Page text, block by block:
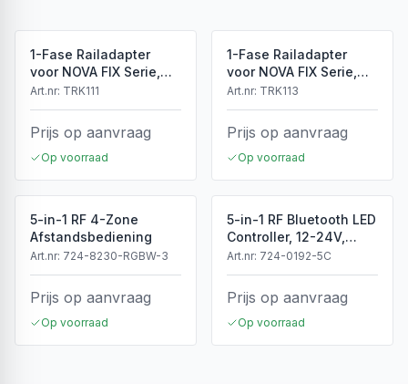
1-Fase Railadapter
voor NOVA FIX Serie,
Wit, IP20
Art.nr: TRK111
Prijs op aanvraag
Op voorraad
1-Fase Railadapter
voor NOVA FIX Serie,
Zwart, IP20
Art.nr: TRK113
Prijs op aanvraag
Op voorraad
5-in-1 RF 4-Zone
Afstandsbediening
Art.nr: 724-8230-RGBW-3
Prijs op aanvraag
Op voorraad
5-in-1 RF Bluetooth LED
Controller, 12-24V,
5x4A, 240/480W
Art.nr: 724-0192-5C
Prijs op aanvraag
Op voorraad